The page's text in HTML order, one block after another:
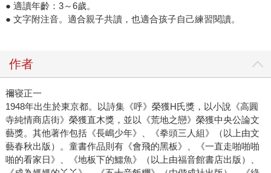
● 適讀年齡：3～6歲。
● 文字附注音。適合親子共讀，也適合孩子自己練習閱讀。
作者
禰寝正一
1948年出生於東京都。以詩集《呼》榮獲H氏獎，以小說《高圓
寺純情商店街》榮獲直木獎，並以《荒地之戀》榮獲中央公論文
藝獎。其他著作包括《長嶋少年》、《拳頭三人組》（以上由文
藝春秋出版）。童書作品則有《會飛的黑板》、《一直走啪啪啪
啪的看家日》、《地板下的鱷魚》（以上由福音館書店出版）、